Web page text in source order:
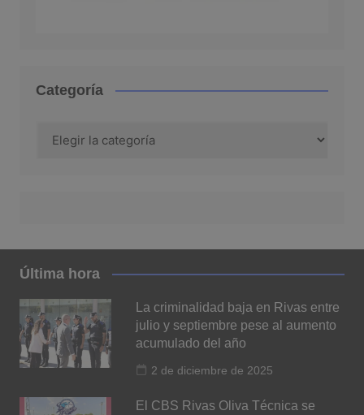
Categoría
Última hora
La criminalidad baja en Rivas entre
julio y septiembre pese al aumento
acumulado del año
2 de diciembre de 2025
El CBS Rivas Oliva Técnica se